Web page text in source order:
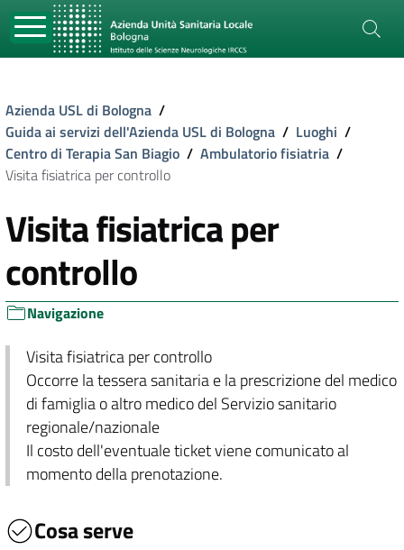
Azienda USL di Bologna /
Guida ai servizi dell'Azienda USL di Bologna / Luoghi /
Centro di Terapia San Biagio / Ambulatorio fisiatria /
Visita fisiatrica per controllo
Visita fisiatrica per
controllo
Navigazione
Visita fisiatrica per controllo
Occorre la tessera sanitaria e la prescrizione del medico
di famiglia o altro medico del Servizio sanitario
regionale/nazionale
Il costo dell'eventuale ticket viene comunicato al
momento della prenotazione.
Cosa serve